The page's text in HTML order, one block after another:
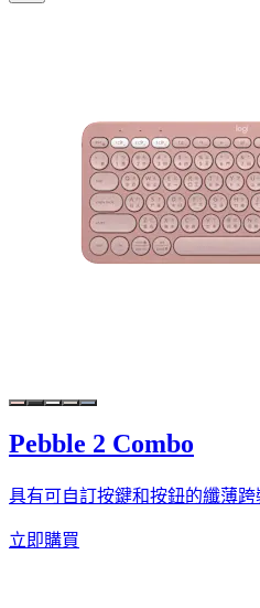
Pebble 2 Combo
具有可自訂按鍵和按鈕的纖薄跨
立即購買